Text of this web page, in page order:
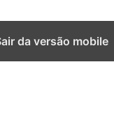
da versão mobile